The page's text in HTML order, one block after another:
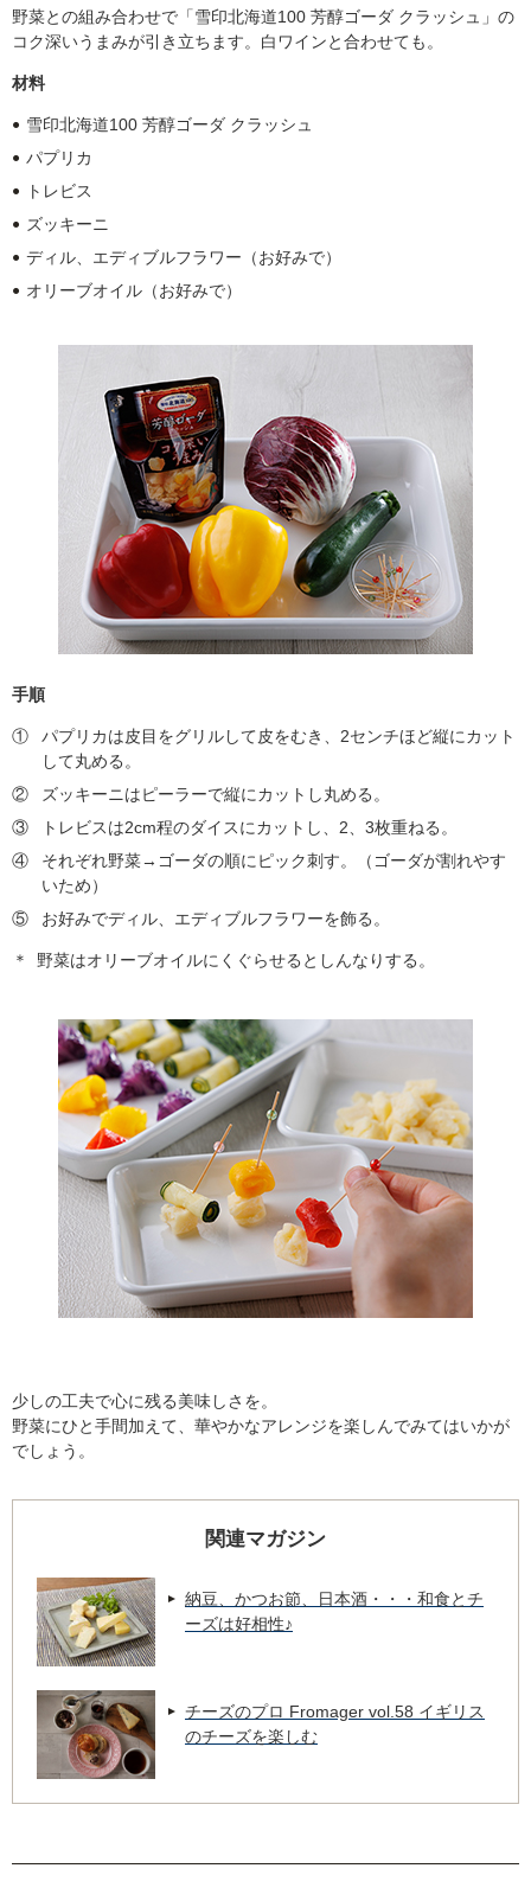
野菜との組み合わせで「雪印北海道100 芳醇ゴーダ クラッシュ」の
コク深いうまみが引き立ちます。白ワインと合わせても。
材料
雪印北海道100 芳醇ゴーダ クラッシュ
パプリカ
トレビス
ズッキーニ
ディル、エディブルフラワー（お好みで）
オリーブオイル（お好みで）
手順
①
パプリカは皮目をグリルして皮をむき、2センチほど縦にカット
して丸める。
②
ズッキーニはピーラーで縦にカットし丸める。
③
トレビスは2cm程のダイスにカットし、2、3枚重ねる。
④
それぞれ野菜→ゴーダの順にピック刺す。（ゴーダが割れやす
いため）
⑤
お好みでディル、エディブルフラワーを飾る。
＊ 野菜はオリーブオイルにくぐらせるとしんなりする。
少しの工夫で心に残る美味しさを。
野菜にひと手間加えて、華やかなアレンジを楽しんでみてはいかが
でしょう。
関連マガジン
納豆、かつお節、日本酒・・・和食とチ
ーズは好相性♪
チーズのプロ Fromager vol.58 イギリス
のチーズを楽しむ